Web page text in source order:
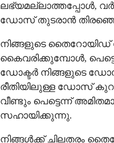
ലഭ്യമല്ലാത്തപ്പോൾ,
ഡോസ് തുടരാൻ
നിങ്ങളുടെ
കൈവരിക്കുമ്പോൾ,
ഡോക്ടർ നിങ്ങളുടെ
രീതിയിലുള്ള ഡോസ്
വീണ്ടും പെട്ടെന്ന്
സഹായിക്കുന്നു.
നിങ്ങൾക്ക് ചിലതരം